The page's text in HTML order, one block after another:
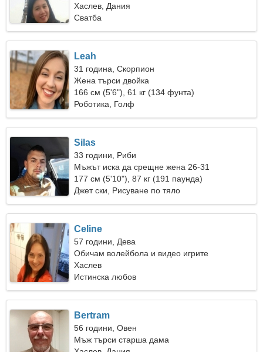
Хаслев, Дания
Сватба
Leah
31 година, Скорпион
Жена търси двойка
166 см (5'6"), 61 кг (134 фунта)
Роботика, Голф
Silas
33 години, Риби
Мъжът иска да срещне жена 26-31
177 см (5'10"), 87 кг (191 паунда)
Джет ски, Рисуване по тяло
Celine
57 години, Дева
Обичам волейбола и видео игрите
Хаслев
Истинска любов
Bertram
56 години, Овен
Мъж търси старша дама